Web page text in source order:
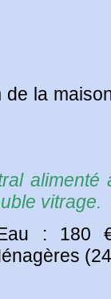
la
vitrage.
: 180 €